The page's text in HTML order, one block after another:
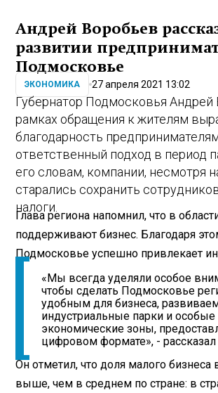
Андрей Воробьев
развитии
Подмосковье
ЭКОНОМИКА 27 апреля 2021 13:02
Губернатор Подмосковья Андрей
рамках обращения к жителям
благодарность
ответственный подход в период
его словам, компании, несмотря
старались сохранить
налоги.
Глава региона напомнил, что в
поддерживают бизнес. Благодаря
Подмосковье успешно привлекает
«Мы всегда уделяли особое
чтобы сделать Подмосковье
удобным для бизнеса,
индустриальные парки и особые
экономические зоны,
цифровом формате», -
Он отметил, что доля малого бизнеса
выше, чем в среднем по стране: в